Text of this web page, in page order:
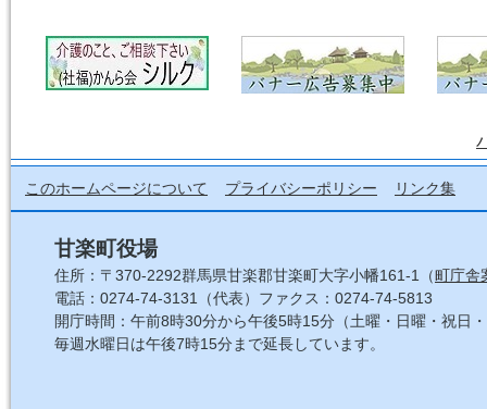
このホームページについて プライバシーポリシー リンク集
甘楽町役場
住所：〒370-2292群馬県甘楽郡甘楽町大字小幡161-1（町庁舎
電話：0274-74-3131（代表）ファクス：0274-74-5813
開庁時間：午前8時30分から午後5時15分（土曜・日曜・祝日
毎週水曜日は午後7時15分まで延長しています。